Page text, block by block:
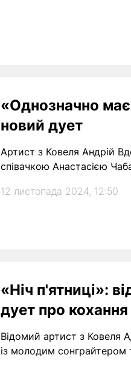
«Однозначно має
новий дует
Артист з Ковеля Андрій
співачкою Анастасією
12 листопада 2024, 12:50
«Ніч п'ятниці»:
дует про кохання
Відомий артист з Ковеля Адрій Вдовиченко (DOVI) представив спільну
із молодим сонграйтером